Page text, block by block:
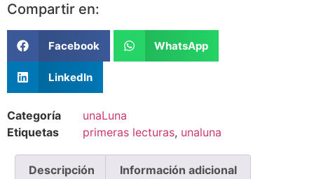
Compartir en:
Facebook WhatsApp
LinkedIn
Categoría
unaLuna
Etiquetas
primeras lecturas, unaluna
Descripción Información adicional